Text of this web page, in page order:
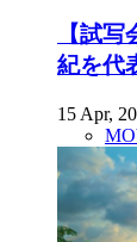
【試
紀を代
15 Apr,